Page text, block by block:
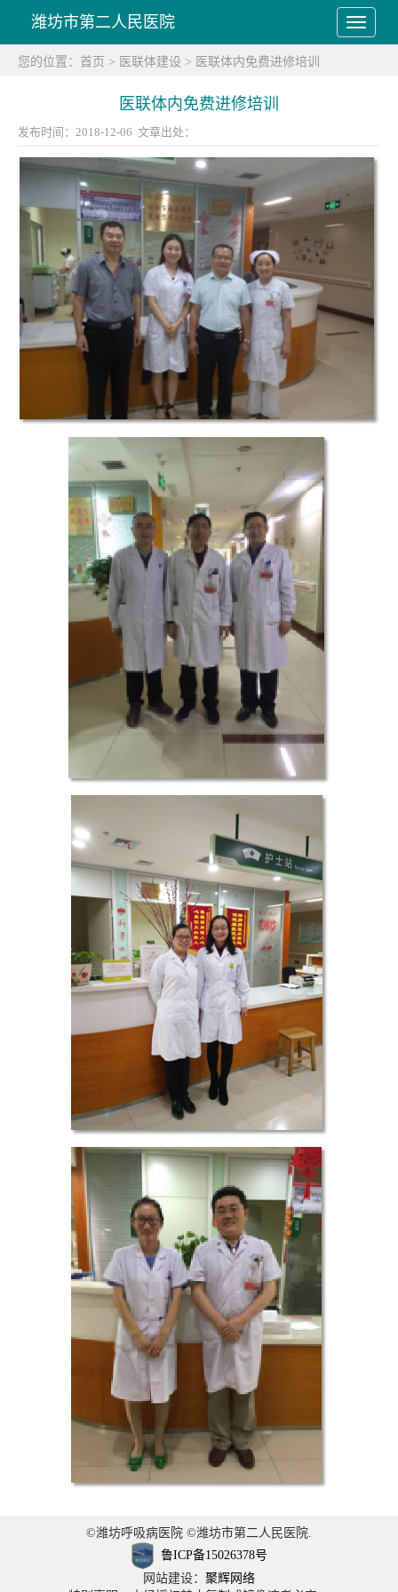
潍坊市第二人民医院
您的位置： 首页 > 医联体建设 > 医联体内免费进修培训
医联体内免费进修培训
发布时间：2018-12-06 文章出处：
©潍坊呼吸病医院 ©潍坊市第二人民医院.
鲁ICP备15026378号
网站建设： 聚辉网络